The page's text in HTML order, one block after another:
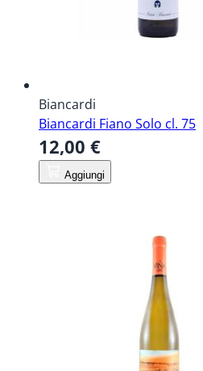
Biancardi
Biancardi Fiano Solo cl. 75
12,00 €
Aggiungi